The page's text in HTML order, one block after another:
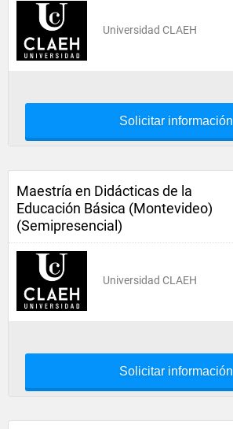
Universidad CLAEH
Solicitar información
Maestría en Didácticas de la
Educación Básica (Montevideo)
(Semipresencial)
Universidad CLAEH
Solicitar información